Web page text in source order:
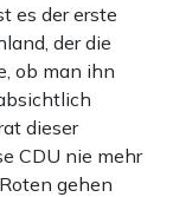
es der erste
der die
ob man ihn
dieser
CDU nie mehr
gehen